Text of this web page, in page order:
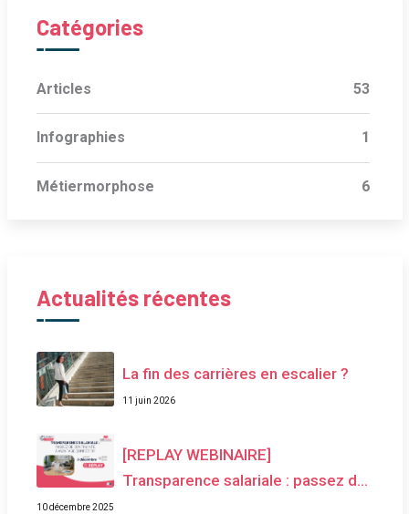
Catégories
Articles 53
Infographies 1
Métiermorphose 6
Actualités récentes
La fin des carrières en escalier ?
11 juin 2026
[REPLAY WEBINAIRE]
Transparence salariale : passez de
10 décembre 2025